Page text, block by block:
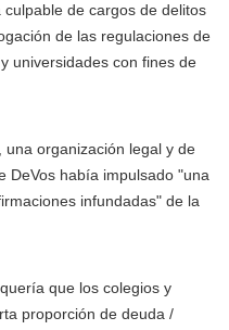
de cargos de delitos
de las regulaciones de
universidades con fines de
una organización legal y de
DeVos había impulsado "una
infundadas" de la
que los colegios y
proporción de deuda /